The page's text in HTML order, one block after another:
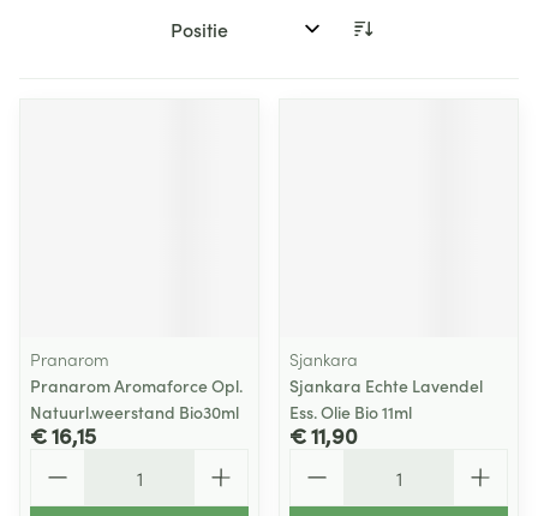
Sorteer op:
Pranarom
Pranarom Aromaforce Opl.
Natuurl.weerstand Bio30ml
€ 16,15
Sjankara
Sjankara Echte Lavendel
Ess. Olie Bio 11ml
€ 11,90